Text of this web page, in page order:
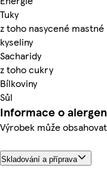
Tuky
z toho nasycené mastné
kyseliny
Sacharidy
z toho cukry
Bílkoviny
Sůl
Informace o
Výrobek může
Skladování a příprava